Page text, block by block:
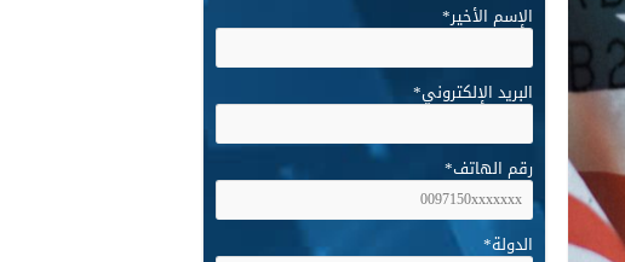
الإسم الأخير*
البريد الإلكتروني*
رقم الهاتف*
الدولة*